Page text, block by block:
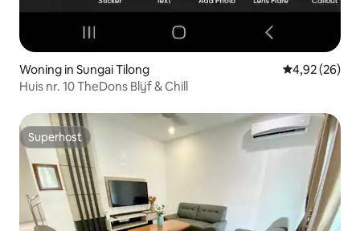
Woning in Sungai Tilong Gemiddelde
4,92 (26)
Huis nr. 10 TheDons Blijf & Chill
Superhost
Superhost